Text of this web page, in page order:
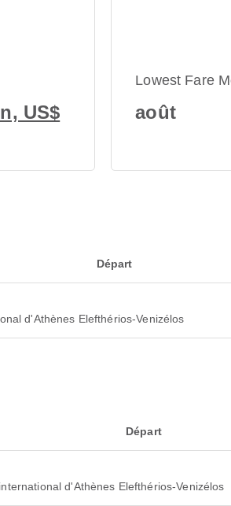
US$
Lowest Fare
août
Départ
d'Athènes Elefthérios-Venizélos
Départ
d'Athènes Elefthérios-Venizélos